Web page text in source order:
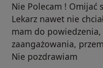
Nie Polecam ! Omijać
Lekarz nawet nie
mam do
zaangażowania,
Nie pozdrawiam